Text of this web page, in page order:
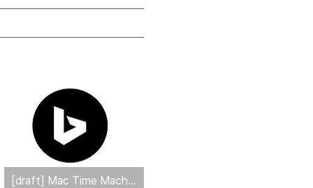
[draft] Mac Time Machine 백업 시간 줄이기